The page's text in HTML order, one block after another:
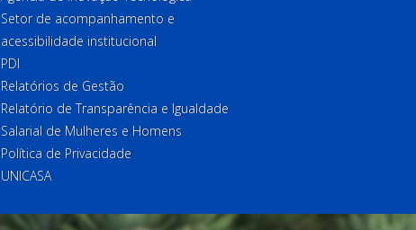
Setor de acompanhamento e
acessibilidade institucional
PDI
Relatórios de Gestão
Relatório de Transparência e Igualdade
Salarial de Mulheres e Homens
Política de Privacidade
UNICASA